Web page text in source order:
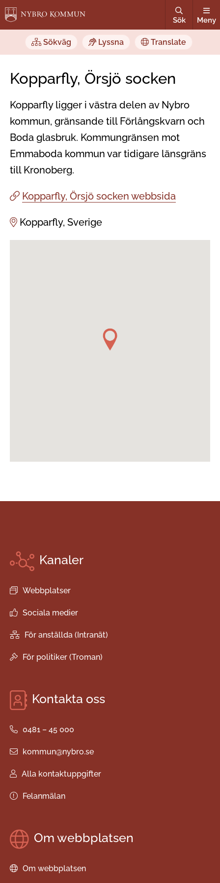
Sök Meny
Sökväg Lyssna Translate
Kopparfly, Örsjö socken
Kopparfly ligger i västra delen av Nybro
kommun, gränsande till Förlångskvarn och
Boda glasbruk. Kommungränsen mot
Emmaboda kommun var tidigare länsgräns
till Kronoberg.
Kopparfly, Örsjö socken webbsida
Kopparfly, Sverige
Kanaler
Webbplatser
Sociala medier
För anställda (Intranät)
För politiker (Troman)
Kontakta oss
0481 – 45 000
kommun@nybro.se
Alla kontaktuppgifter
Felanmälan
Om webbplatsen
Om webbplatsen